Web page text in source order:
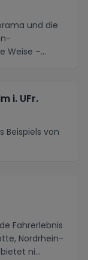
und die
Weise –
i. UFr.
Beispiels von
Fahrerlebnis
Nordrhein-
ni...